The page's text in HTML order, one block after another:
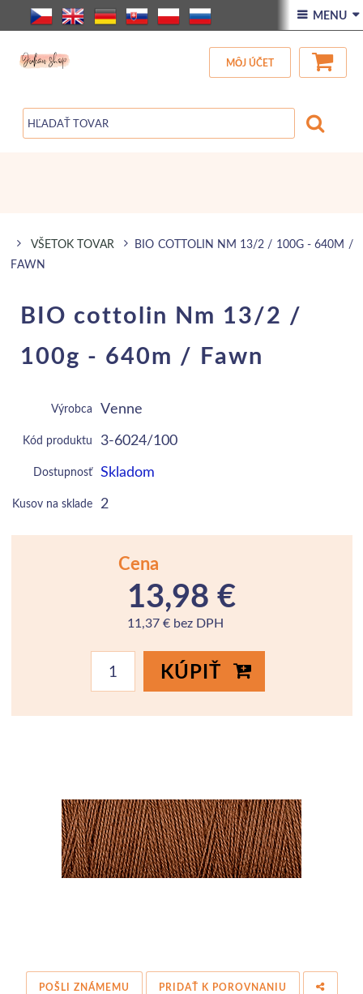
ÚVOD
VŠETOK TOVAR
ZĽAVA BLOG
 MENU 
MÔJ ÚČET
VŠETOK TOVAR
BIO COTTOLIN NM 13/2 / 100G - 640M /
FAWN
BIO cottolin Nm 13/2 /
100g - 640m / Fawn
Výrobca Venne
Kód produktu 3-6024/100
Dostupnosť Skladom
Kusov na sklade 2
Cena
13,98 €
11,37 € bez DPH
KÚPIŤ
POŠLI ZNÁMEMU PRIDAŤ K POROVNANIU